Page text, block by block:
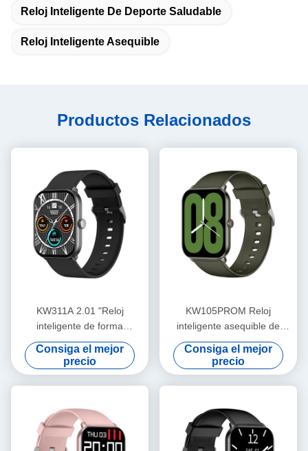
Reloj Inteligente De Deporte Saludable
Reloj Inteligente Asequible
Productos Relacionados
KW311A 2.01 "Reloj
inteligente de forma
cuadrada pantalla AMOLED
IP68 a prueba de agua
Consiga el mejor
precio
KW105PROM Reloj
inteligente asequible de
forma cuadrada Reloj
inteligente esencial IP68 a
prueba de agua
Consiga el mejor
precio